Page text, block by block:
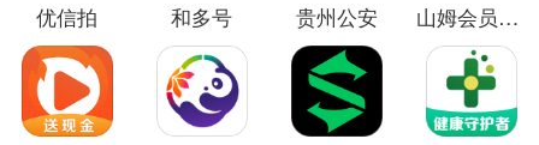
优信拍 和多号 贵州公安 山姆会员商店